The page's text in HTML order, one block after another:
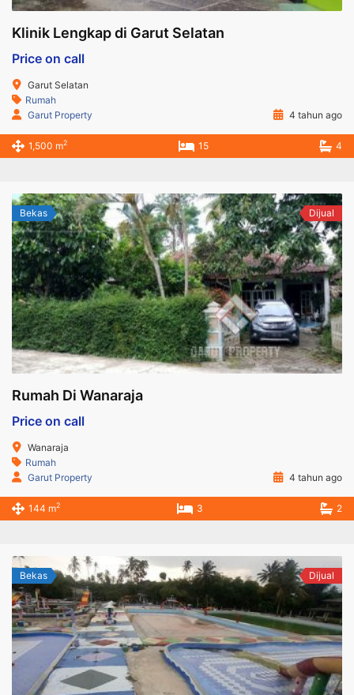
Klinik Lengkap di Garut Selatan
Price on call
Garut Selatan
Rumah
Garut Property
4 tahun ago
1,500 m2 15 4
Bekas Dijual
Rumah Di Wanaraja
Price on call
Wanaraja
Rumah
Garut Property
4 tahun ago
144 m2 3 2
Bekas Dijual